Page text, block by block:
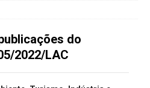
do
2022/LAC